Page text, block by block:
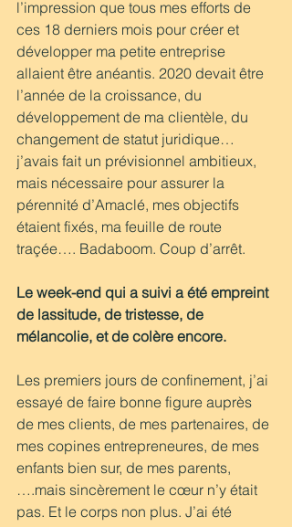
l’impression que tous mes efforts de
ces 18 derniers mois pour créer et
développer ma petite entreprise
allaient être anéantis. 2020 devait être
l’année de la croissance, du
développement de ma clientèle, du
changement de statut juridique…
j’avais fait un prévisionnel ambitieux,
mais nécessaire pour assurer la
pérennité d’Amaclé, mes objectifs
étaient fixés, ma feuille de route
traçée…. Badaboom. Coup d’arrêt.
Le week-end qui a suivi a été empreint
de lassitude, de tristesse, de
mélancolie, et de colère encore.
Les premiers jours de confinement, j’ai
essayé de faire bonne figure auprès
de mes clients, de mes partenaires, de
mes copines entrepreneures, de mes
enfants bien sur, de mes parents,
….mais sincèrement le cœur n’y était
pas. Et le corps non plus. J’ai été